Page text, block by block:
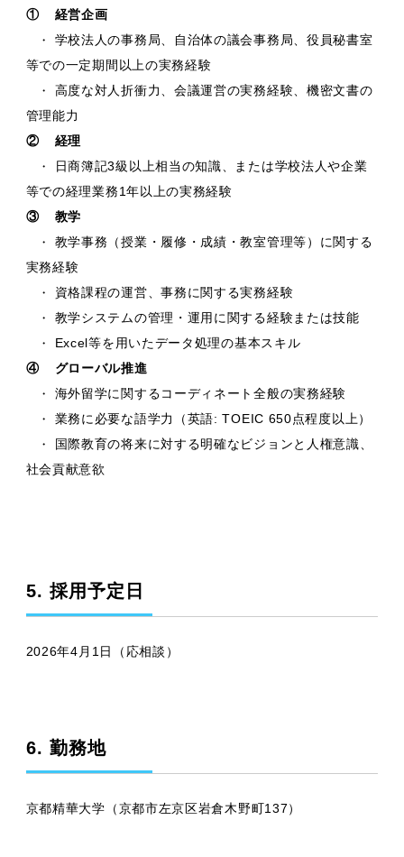
① 経営企画
・
学校法人の事務局、自治体の議会事務局、役員秘書室
等での一定期間以上の実務経験
・
高度な対人折衝力、会議運営の実務経験、機密文書の
管理能力
②
経理
・
日商簿記3級以上相当の知識、または学校法人や企業
等での経理業務1年以上の実務経験
③
教学
・
教学事務（授業・履修・成績・教室管理等）に関する
実務経験
・ 資格課程の運営、事務に関する実務経験
・ 教学システムの管理・運用に関する経験または技能
・
Excel等を用いたデータ処理の基本スキル
④
グローバル推進
・ 海外留学に関するコーディネート全般の実務経験
・ 業務に必要な語学力（英語: TOEIC 650点程度以上）
・
国際教育の将来に対する明確なビジョンと人権意識、
社会貢献意欲
5. 採用予定日
2026年4月1日（応相談）
6. 勤務地
京都精華大学（京都市左京区岩倉木野町137）